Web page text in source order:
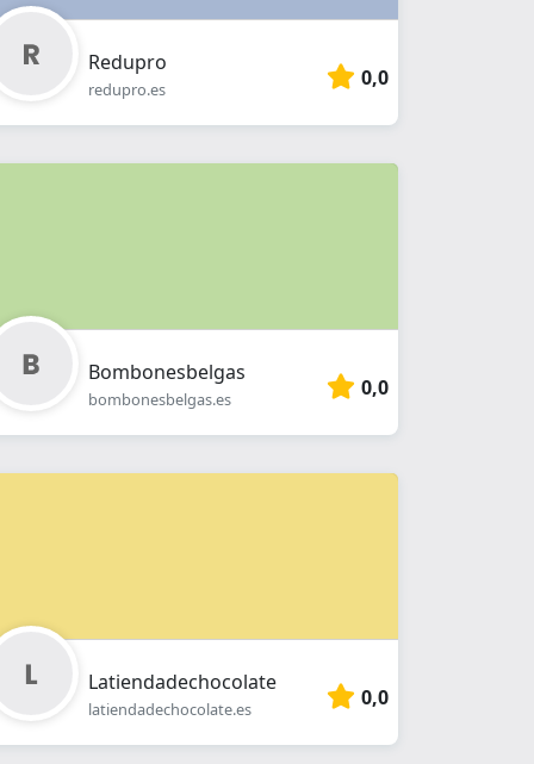
Redupro
redupro.es 0,0
Bombonesbelgas
bombonesbelgas.es 0,0
Latiendadechocolate
latiendadechocolate.es 0,0